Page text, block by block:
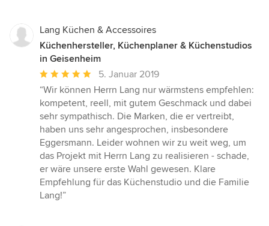
Lang Küchen & Accessoires
Küchenhersteller, Küchenplaner & Küchenstudios
in Geisenheim
Durchschnittliche
Bewertung:
5
von
5
Sternen
5. Januar 2019
“Wir können Herrn Lang nur wärmstens empfehlen:
kompetent, reell, mit gutem Geschmack und dabei
sehr sympathisch. Die Marken, die er vertreibt,
haben uns sehr angesprochen, insbesondere
Eggersmann. Leider wohnen wir zu weit weg, um
das Projekt mit Herrn Lang zu realisieren - schade,
er wäre unsere erste Wahl gewesen. Klare
Empfehlung für das Küchenstudio und die Familie
Lang!”